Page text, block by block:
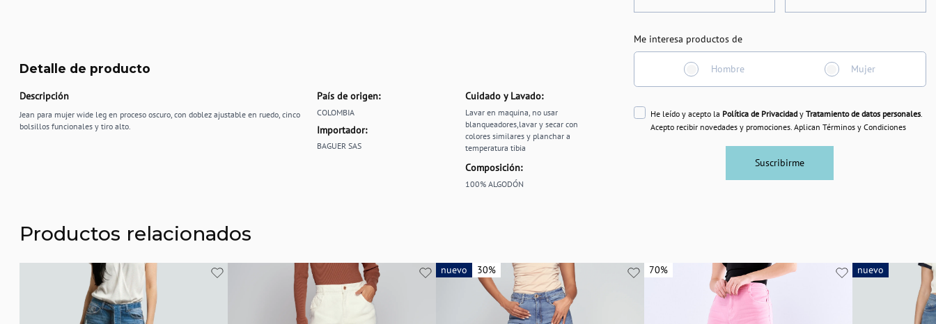
Detalle de producto
Descripción
Jean para mujer wide leg en proceso oscuro, con doblez ajustable en ruedo, cinco
bolsillos funcionales y tiro alto.
País de origen:
COLOMBIA
Importador:
BAGUER SAS
Cuidado y Lavado:
Lavar en maquina, no usar
blanqueadores,lavar y secar con
colores similares y planchar a
temperatura tibia
Composición:
100% ALGODÓN
Me interesa productos de
Hombre Mujer
He leído y acepto la Política de PrivacidadyTratamiento de datos personales.
Acepto recibir novedades y promociones. Aplican Términos y Condiciones
Suscribirme
Productos relacionados
nuevo 30%
nuevo 30% 70%
70% nuevo
nuevo